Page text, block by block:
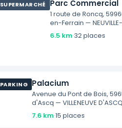
SUPERMARCHÉ Parc Commercial
1 route de Roncq,
en-Ferrain — NEUVILLE-
6.5 km·32 places
PARKING Palacium
Avenue du Pont de Bois,
d'Ascq — VILLENEUVE D'ASCQ
7.6 km·15 places